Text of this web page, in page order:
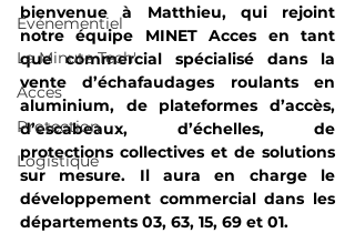
Événementiel
La Minute Tech'
Acces
Protection
Logistique
bienvenue à Matthieu, qui rejoint
notre équipe MINET Acces en tant
que commercial spécialisé dans la
vente d’échafaudages roulants en
aluminium, de plateformes d’accès,
d’escabeaux, d’échelles, de
protections collectives et de solutions
sur mesure. Il aura en charge le
développement commercial dans les
départements 03, 63, 15, 69 et 01.